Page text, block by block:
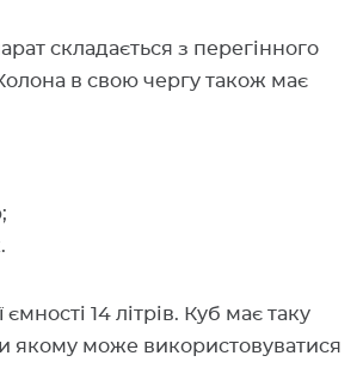
складається з перегінного
в свою чергу також має
14 літрів. Куб має таку
якому може використовуватися